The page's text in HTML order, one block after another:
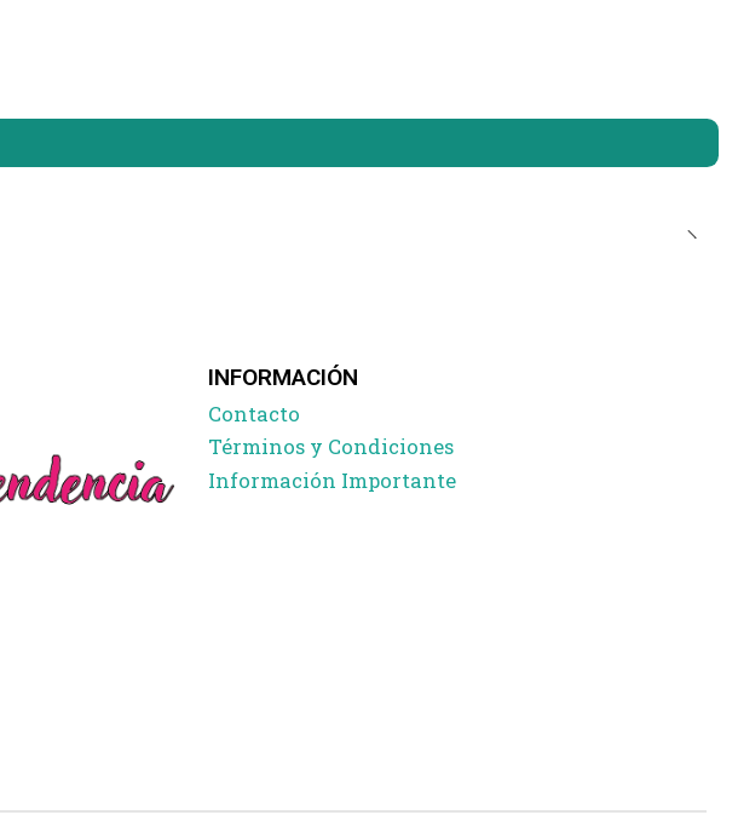
INFORMACIÓN
Contacto
Términos y Condiciones
Información Importante